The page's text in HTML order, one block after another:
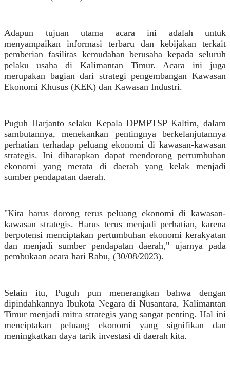
Adapun tujuan utama acara ini adalah untuk
menyampaikan informasi terbaru dan kebijakan terkait
pemberian fasilitas kemudahan berusaha kepada seluruh
pelaku usaha di Kalimantan Timur. Acara ini juga
merupakan bagian dari strategi pengembangan Kawasan
Ekonomi Khusus (KEK) dan Kawasan Industri.
Puguh Harjanto selaku Kepala DPMPTSP Kaltim, dalam
sambutannya, menekankan pentingnya berkelanjutannya
perhatian terhadap peluang ekonomi di kawasan-kawasan
strategis. Ini diharapkan dapat mendorong pertumbuhan
ekonomi yang merata di daerah yang kelak menjadi
sumber pendapatan daerah.
"Kita harus dorong terus peluang ekonomi di kawasan-
kawasan strategis. Harus terus menjadi perhatian, karena
berpotensi menciptakan pertumbuhan ekonomi kerakyatan
dan menjadi sumber pendapatan daerah," ujarnya pada
pembukaan acara hari Rabu, (30/08/2023).
Selain itu, Puguh pun menerangkan bahwa dengan
dipindahkannya Ibukota Negara di Nusantara, Kalimantan
Timur menjadi mitra strategis yang sangat penting. Hal ini
menciptakan peluang ekonomi yang signifikan dan
meningkatkan daya tarik investasi di daerah kita.